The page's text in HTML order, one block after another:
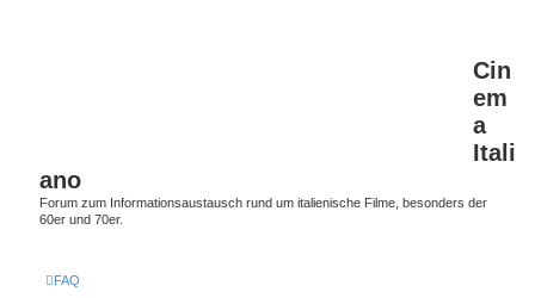
Cin
em
a
Itali
ano
Forum zum Informationsaustausch rund um italienische Filme, besonders der
60er und 70er.
FAQ